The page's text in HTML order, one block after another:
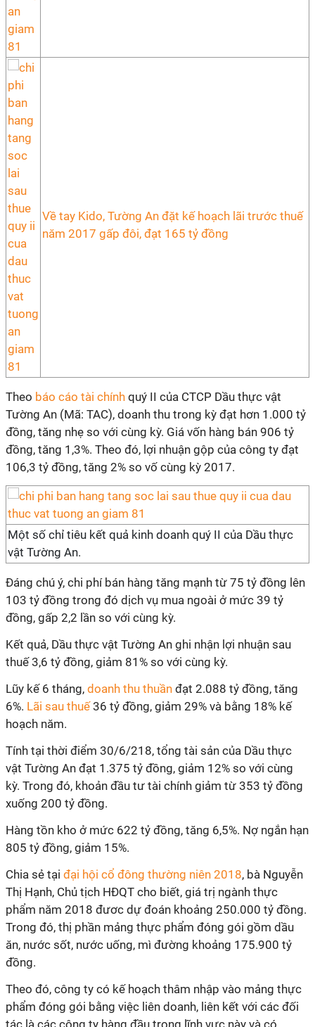
Về tay Kido, Tường An đặt kế hoạch lãi trước thuế
năm 2017 gấp đôi, đạt 165 tỷ đồng
Theo báo cáo tài chính quý II của CTCP Dầu thực vật
Tường An (Mã: TAC), doanh thu trong kỳ đạt hơn 1.000 tỷ
đồng, tăng nhẹ so với cùng kỳ. Giá vốn hàng bán 906 tỷ
đồng, tăng 1,3%. Theo đó, lợi nhuận gộp của công ty đạt
106,3 tỷ đồng, tăng 2% so vố cùng kỳ 2017.
Một số chỉ tiêu kết quả kinh doanh quý II của Dầu thực
vật Tường An.
Đáng chú ý, chi phí bán hàng tăng mạnh từ 75 tỷ đồng lên
103 tỷ đồng trong đó dịch vụ mua ngoài ở mức 39 tỷ
đồng, gấp 2,2 lần so với cùng kỳ.
Kết quả, Dầu thực vật Tường An ghi nhận lợi nhuận sau
thuế 3,6 tỷ đồng, giảm 81% so với cùng kỳ.
Lũy kế 6 tháng, doanh thu thuần đạt 2.088 tỷ đồng, tăng
6%. Lãi sau thuế36 tỷ đồng, giảm 29% và bằng 18% kế
hoạch năm.
Tính tại thời điểm 30/6/218, tổng tài sản của Dầu thực
vật Tường An đạt 1.375 tỷ đồng, giảm 12% so với cùng
kỳ. Trong đó, khoản đầu tư tài chính giảm từ 353 tỷ đồng
xuống 200 tỷ đồng.
Hàng tồn kho ở mức 622 tỷ đồng, tăng 6,5%. Nợ ngắn hạn
805 tỷ đồng, giảm 15%.
Chia sẻ tại đại hội cổ đông thường niên 2018, bà Nguyễn
Thị Hạnh, Chủ tịch HĐQT cho biết, giá trị ngành thực
phẩm năm 2018 đươc dự đoán khoảng 250.000 tỷ đồng.
Trong đó, thị phần mảng thực phẩm đóng gói gồm dầu
ăn, nước sốt, nước uống, mì đường khoảng 175.900 tỷ
đồng.
Theo đó, công ty có kế hoạch thâm nhập vào mảng thực
phẩm đóng gói bằng việc liên doanh, liên kết với các đối
tác là các công ty hàng đầu trong lĩnh vực này và có